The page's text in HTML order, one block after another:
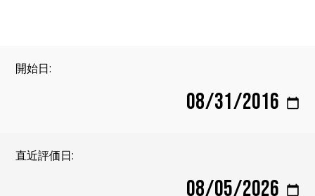
開始日:
直近評価日: